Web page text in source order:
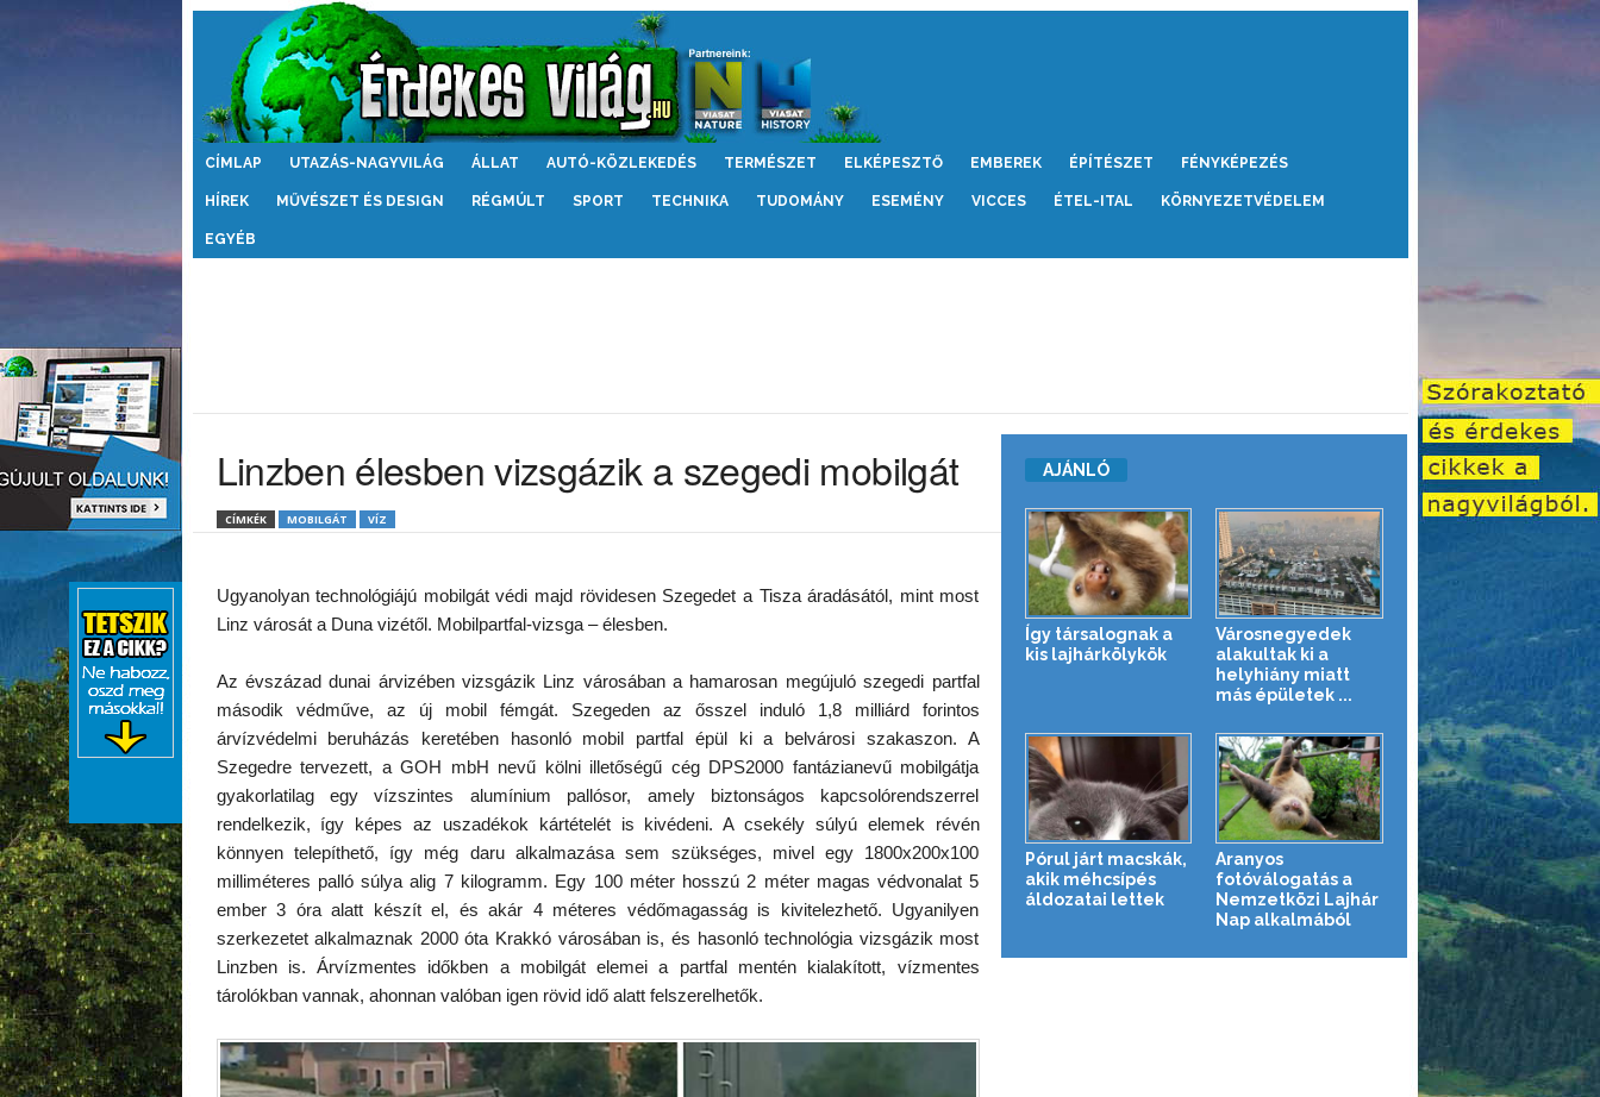
Érdekes
CÍMLAP UTAZÁS-NAGYVILÁG ÁLLAT AUTÓ-KÖZLEKEDÉS TERMÉSZET ELKÉPESZTŐ EMBEREK ÉPÍTÉSZET FÉNYKÉPEZÉS
HÍREK MŰVÉSZET ÉS DESIGN RÉGMÚLT SPORT TECHNIKA TUDOMÁNY ESEMÉNY VICCES ÉTEL-ITAL KÖRNYEZETVÉDELEM
EGYÉB
Linzben élesben vizsgázik a szegedi mobilgát
CÍMKÉK MOBILGÁT VÍZ
Ugyanolyan technológiájú mobilgát védi majd rövidesen Szegedet a Tisza áradásától, mint most
Linz városát a Duna vizétől. Mobilpartfal-vizsga – élesben.
Az évszázad dunai árvizében vizsgázik Linz városában a hamarosan megújuló szegedi partfal
második védműve, az új mobil fémgát. Szegeden az ősszel induló 1,8 milliárd forintos
árvízvédelmi beruházás keretében hasonló mobil partfal épül ki a belvárosi szakaszon. A
Szegedre tervezett, a GOH mbH nevű kölni illetőségű cég DPS2000 fantázianevű mobilgátja
gyakorlatilag egy vízszintes alumínium pallósor, amely biztonságos kapcsolórendszerrel
rendelkezik, így képes az uszadékok kártételét is kivédeni. A csekély súlyú elemek révén
könnyen telepíthető, így még daru alkalmazása sem szükséges, mivel egy 1800x200x100
milliméteres palló súlya alig 7 kilogramm. Egy 100 méter hosszú 2 méter magas védvonalat 5
ember 3 óra alatt készít el, és akár 4 méteres védőmagasság is kivitelezhető. Ugyanilyen
szerkezetet alkalmaznak 2000 óta Krakkó városában is, és hasonló technológia vizsgázik most
Linzben is. Árvízmentes időkben a mobilgát elemei a partfal mentén kialakított, vízmentes
tárolókban vannak, ahonnan valóban igen rövid idő alatt felszerelhetők.
AJÁNLÓ
Így társalognak a
kis lajhárkölykök
Városnegyedek
alakultak ki a
helyhiány miatt
más épületek ...
Pórul járt macskák,
akik méhcsípés
áldozatai lettek
Aranyos
fotóválogatás a
Nemzetközi Lajhár
Nap alkalmából